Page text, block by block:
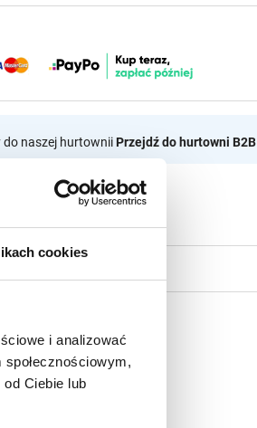
cookies
i analizować
Ciebie lub
do naszej hurtowniiPrzejdź do hurtowni B2B